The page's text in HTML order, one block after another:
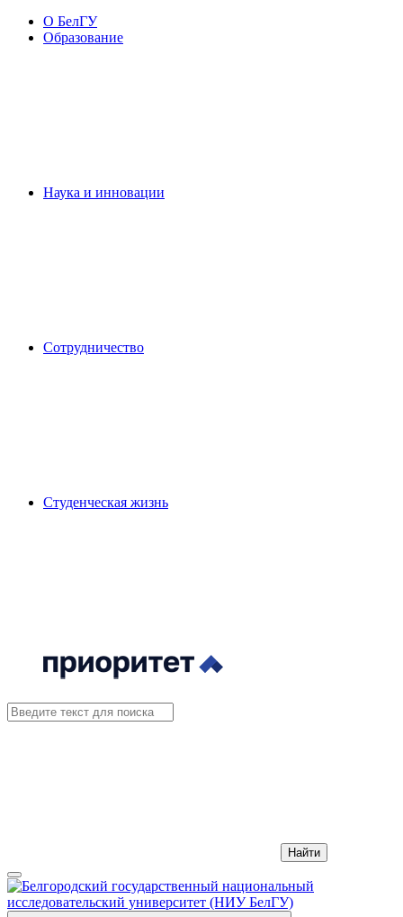
О БелГУ
Образование
Наука и инновации
Сотрудничество
Студенческая жизнь
Найти